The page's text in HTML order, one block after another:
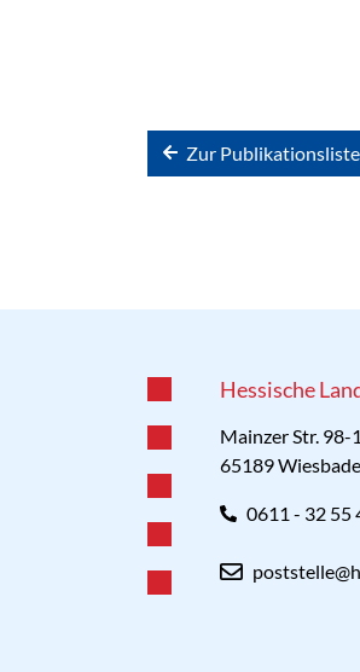
Zur Publikationsliste
Hessische
Mainzer Str. 98-
65189
0611 - 32 55